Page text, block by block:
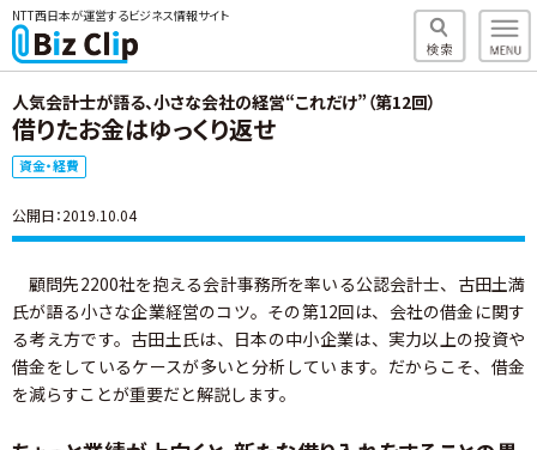
NTT西日本が運営するビジネス情報サイト
人気会計士が語る、小さな会社の経営“これだけ”（第12回）
借りたお金はゆっくり返せ
資金・経費
公開日：2019.10.04
顧問先2200社を抱える会計事務所を率いる公認会計士、古田土満
氏が語る小さな企業経営のコツ。その第12回は、会社の借金に関す
る考え方です。古田土氏は、日本の中小企業は、実力以上の投資や
借金をしているケースが多いと分析しています。だからこそ、借金
を減らすことが重要だと解説します。